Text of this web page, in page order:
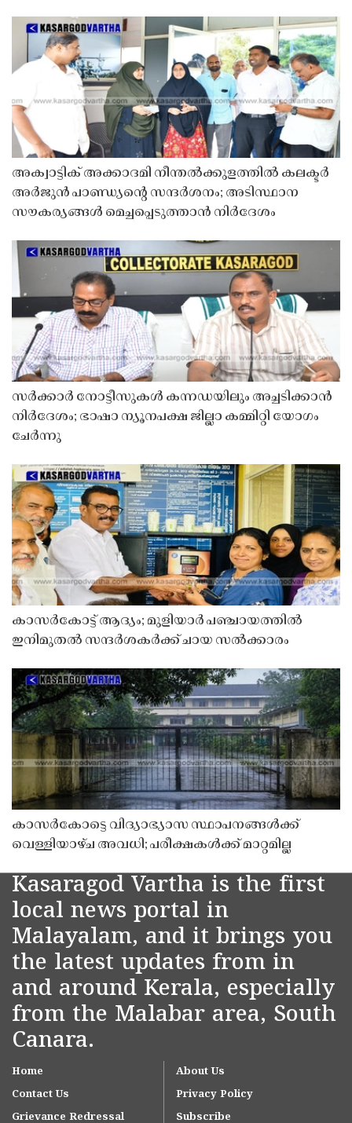
അക്വാട്ടിക് അക്കാദമി നീന്തൽക്കുളത്തിൽ കലക്ടർ
അർജുൻ പാണ്ഡ്യൻ്റെ സന്ദർശനം; അടിസ്ഥാന
സൗകര്യങ്ങൾ മെച്ചപ്പെടുത്താൻ നിർദേശം
സർക്കാർ നോട്ടീസുകൾ കന്നഡയിലും അച്ചടിക്കാൻ
നിർദേശം; ഭാഷാ ന്യൂനപക്ഷ ജില്ലാ കമ്മിറ്റി യോഗം
ചേർന്നു
കാസർകോട്ട് ആദ്യം; മുളിയാർ പഞ്ചായത്തിൽ
ഇനിമുതൽ സന്ദർശകർക്ക് ചായ സൽക്കാരം
കാസർകോട്ടെ വിദ്യാഭ്യാസ സ്ഥാപനങ്ങൾക്ക്
വെള്ളിയാഴ്ച അവധി; പരീക്ഷകൾക്ക് മാറ്റമില്ല
Kasaragod Vartha is the first
local news portal in
Malayalam, and it brings you
the latest updates from in
and around Kerala, especially
from the Malabar area, South
Canara.
Home
About Us
Contact Us
Privacy Policy
Grievance Redressal
Subscribe